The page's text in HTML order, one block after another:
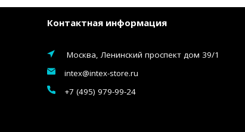
Контактная информация
Москва, Ленинский проспект дом 39/1
intex@intex-store.ru
+7 (495) 979-99-24